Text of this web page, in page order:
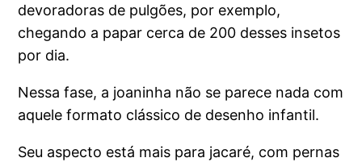
devoradoras de pulgões, por exemplo,
chegando a papar cerca de 200 desses insetos
por dia.
Nessa fase, a joaninha não se parece nada com
aquele formato clássico de desenho infantil.
Seu aspecto está mais para jacaré, com pernas